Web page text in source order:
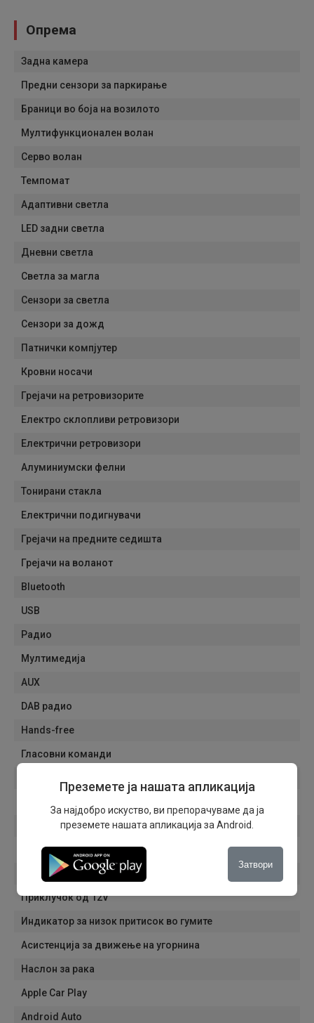
Опрема
Задна камера
Предни сензори за паркирање
Браници во боја на возилото
Мултифункционален волан
Серво волан
Темпомат
Адаптивни светла
LED задни светла
Дневни светла
Светла за магла
Сензори за светла
Сензори за дожд
Патнички компјутер
Кровни носачи
Грејачи на ретровизорите
Електро склопливи ретровизори
Електрични ретровизори
Алуминиумски фелни
Тонирани стакла
Електрични подигнувачи
Грејачи на предните седишта
Грејачи на воланот
Bluetooth
USB
Радио
Мултимедија
AUX
DAB радио
Hands-free
Гласовни команди
Седишта прилагодливи по висина
Режими на возење
Подесување на воланот по висина
Приклучок од 12V
Индикатор за низок притисок во гумите
Асистенција за движење на угорнина
Наслон за рака
Apple Car Play
Android Auto
Преземете ја нашата апликација
За најдобро искуство, ви препорачуваме да ја
преземете нашата апликација за Android.
Затвори